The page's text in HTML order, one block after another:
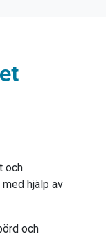
och
hjälp av
och